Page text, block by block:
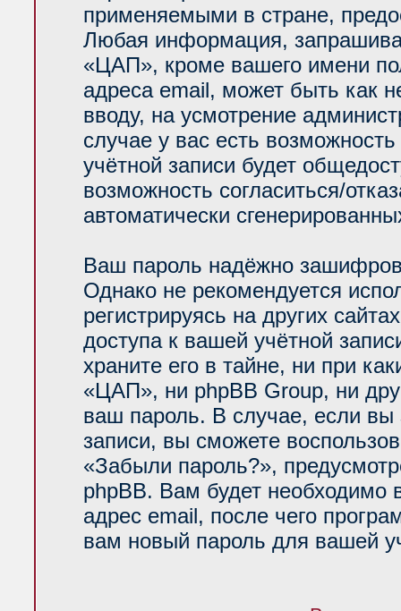
применяемыми в стране,
Любая информация,
«ЦАП», кроме вашего имени
адреса email, может быть как
вводу, на усмотрение
случае у вас есть
учётной записи будет
возможность согласиться/
автоматически
Ваш пароль надёжно
Однако не рекомендуется
регистрируясь на других
доступа к вашей учётной
храните его в тайне, ни при
«ЦАП», ни phpBB Group, ни
ваш пароль. В случае, если вы
записи, вы сможете
«Забыли пароль?»,
phpBB. Вам будет необходимо
адрес email, после чего
вам новый пароль для вашей